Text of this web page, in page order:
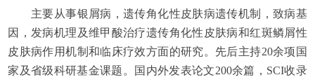
主要从事银屑病，遗传角化性皮肤病遗传机制，致病基
因，发病机理及维甲酸治疗遗传角化性皮肤病和红斑鳞屑性
皮肤病作用机制和临床疗效方面的研究。先后主持20余项国
家及省级科研基金课题。国内外发表论文200余篇，SCI收录